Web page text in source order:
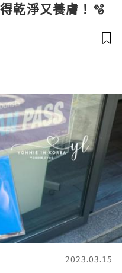
乾淨又養膚！🫧
2023.03.15